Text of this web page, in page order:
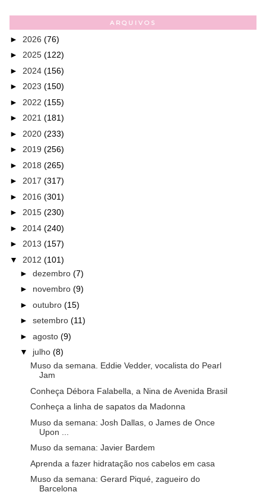
ARQUIVOS
► 2026 (76)
► 2025 (122)
► 2024 (156)
► 2023 (150)
► 2022 (155)
► 2021 (181)
► 2020 (233)
► 2019 (256)
► 2018 (265)
► 2017 (317)
► 2016 (301)
► 2015 (230)
► 2014 (240)
► 2013 (157)
▼ 2012 (101)
► dezembro (7)
► novembro (9)
► outubro (15)
► setembro (11)
► agosto (9)
▼ julho (8)
Muso da semana. Eddie Vedder, vocalista do Pearl
Jam
Conheça Débora Falabella, a Nina de Avenida Brasil
Conheça a linha de sapatos da Madonna
Muso da semana: Josh Dallas, o James de Once
Upon ...
Muso da semana: Javier Bardem
Aprenda a fazer hidratação nos cabelos em casa
Muso da semana: Gerard Piqué, zagueiro do
Barcelona